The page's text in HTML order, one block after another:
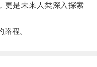
是未来人类深入探索
程。